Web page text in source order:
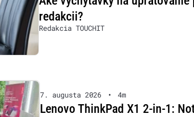
redakcii?
Redakcia TOUCHIT
7. augusta 2026 • 4m
Lenovo ThinkPad X1 2-in-1: